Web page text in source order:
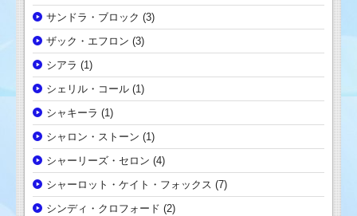
サンドラ・ブロック (3)
ザック・エフロン (3)
シアラ (1)
シェリル・コール (1)
シャキーラ (1)
シャロン・ストーン (1)
シャーリーズ・セロン (4)
シャーロット・ケイト・フォックス (7)
シンディ・クロフォード (2)